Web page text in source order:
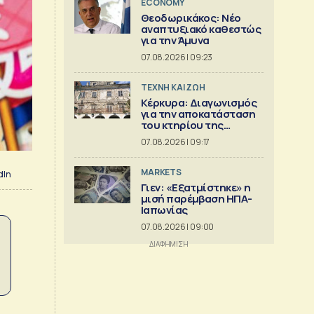
ECONOMY
Θεοδωρικάκος: Νέο
αναπτυξιακό καθεστώς
για την Άμυνα
07.08.2026 | 09:23
TΕΧΝΗ ΚΑΙ ΖΩΗ
Κέρκυρα: Διαγωνισμός
για την αποκατάσταση
του κτηρίου της
Πινακοθήκης Γιαλλινά
07.08.2026 | 09:17
MARKETS
Γιεν: «Εξατμίστηκε» η
μισή παρέμβαση ΗΠΑ-
Ιαπωνίας
07.08.2026 | 09:00